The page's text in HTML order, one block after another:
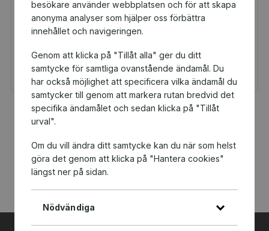
besökare använder webbplatsen och för att skapa
anonyma analyser som hjälper oss förbättra
innehållet och navigeringen.
Genom att klicka på "Tillåt alla" ger du ditt
samtycke för samtliga ovanstående ändamål. Du
har också möjlighet att specificera vilka ändamål du
samtycker till genom att markera rutan bredvid det
specifika ändamålet och sedan klicka på "Tillåt
urval".
Om du vill ändra ditt samtycke kan du när som helst
göra det genom att klicka på "Hantera cookies"
längst ner på sidan.
Nödvändiga
H&M Presentkort
Presentkort
Du och Landskrona
Falcons får 5 kr tillbaka
Golfamore
Presentkort
Du och Landskrona
Falcons får 29,75 kr
tillbaka